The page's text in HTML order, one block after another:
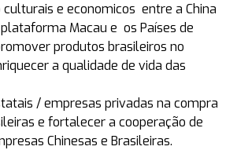
e economicos entre a China
Macau e os Países de
produtos brasileiros no
a qualidade de vida das
/ empresas privadas na compra
e fortalecer a cooperação de
Chinesas e Brasileiras.